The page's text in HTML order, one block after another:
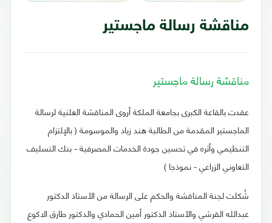
مناقشة رسالة ماجستير
مناقشة رسالة ماجستير
عقدت بالقاعة الكبرى بجامعة الملكة أروى المناقشة العلنية لرسالة
الماجستير المقدمة من الطالبة هند زياد والموسومة ( بالإلتزام
التنظيمي وأثره في تحسين جودة الخدمات المصرفية - بنك التسليف
التعاوني الزراعي - نموذجا )
شُكلت لجنة المناقشة والحكم على الرسالة من الأستاذ الدكتور
عبدالله القرشي والأستاذ الدكتور أمين الحمادي والدكتور طارق الاكوع